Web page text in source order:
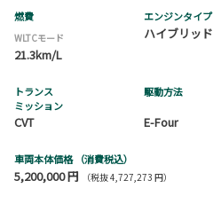
燃費
WLTCモード
21.3km/L
エンジンタイプ
ハイブリッド
トランス
ミッション
CVT
駆動方法
E-Four
車両本体価格 （消費税込）
5,200,000 円 （税抜 4,727,273 円）